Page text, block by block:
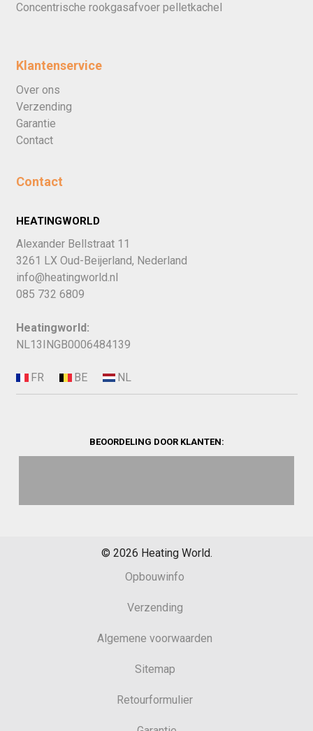
Concentrische rookgasafvoer pelletkachel
Klantenservice
Over ons
Verzending
Garantie
Contact
Contact
HEATINGWORLD
Alexander Bellstraat 11
3261 LX Oud-Beijerland, Nederland
info@heatingworld.nl
085 732 6809
Heatingworld:
NL13INGB0006484139
BEOORDELING DOOR KLANTEN:
© 2026 Heating World.
Opbouwinfo
Verzending
Algemene voorwaarden
Sitemap
Retourformulier